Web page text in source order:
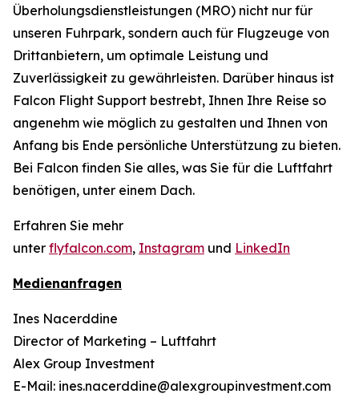
Überholungsdienstleistungen (MRO) nicht nur für
unseren Fuhrpark, sondern auch für Flugzeuge von
Drittanbietern, um optimale Leistung und
Zuverlässigkeit zu gewährleisten. Darüber hinaus ist
Falcon Flight Support bestrebt, Ihnen Ihre Reise so
angenehm wie möglich zu gestalten und Ihnen von
Anfang bis Ende persönliche Unterstützung zu bieten.
Bei Falcon finden Sie alles, was Sie für die Luftfahrt
benötigen, unter einem Dach.
Erfahren Sie mehr
unter flyfalcon.com, Instagram und LinkedIn
Medienanfragen
Ines Nacerddine
Director of Marketing – Luftfahrt
Alex Group Investment
E-Mail: ines.nacerddine@alexgroupinvestment.com